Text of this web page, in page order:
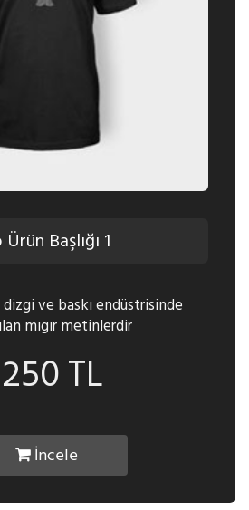
Başlığı 1
ve baskı endüstrisinde
mıgır metinlerdir
TL
İncele